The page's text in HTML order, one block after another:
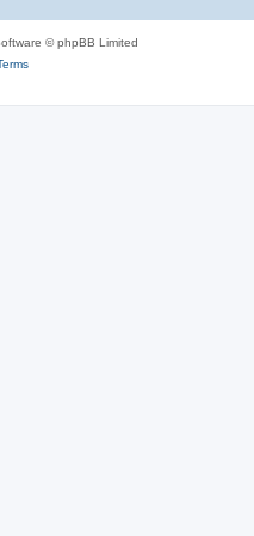
© phpBB Limited